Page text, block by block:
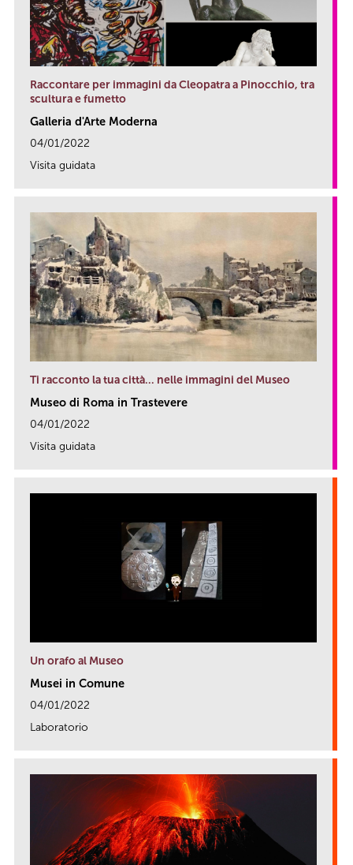
Raccontare per immagini da Cleopatra a Pinocchio, tra
scultura e fumetto
Galleria d'Arte Moderna
04/01/2022
Visita guidata
Ti racconto la tua città… nelle immagini del Museo
Museo di Roma in Trastevere
04/01/2022
Visita guidata
Un orafo al Museo
Musei in Comune
04/01/2022
Laboratorio